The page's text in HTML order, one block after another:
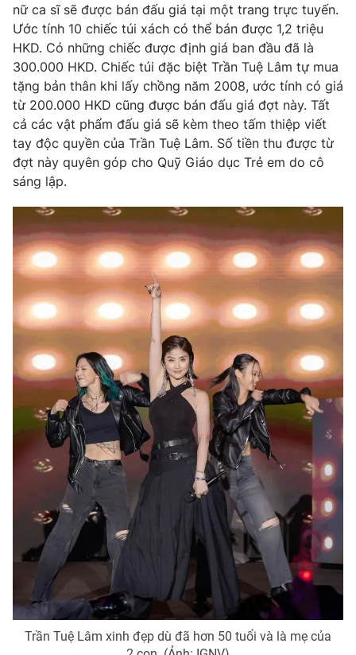
THỜI BÁO VTV
Theo dõi báo trên
Cơ quan chủ quản:Đài Truyền hình Việt Nam
Cơ quan báo chí:Thời báo VTV
Giấy phép hoạt động báo in và báo điện tử số 483/GP-BTTTT
Tổng Biên tập:Vũ Thanh Thủy
Phó Tổng Biên tập:Nguyễn Thị Mỹ Hạnh, Phạm Quốc Thắng,
Nguyễn Trọng Ninh
024.38 355 931 - 024.38 355 932
Ðiện thoại Thời báo VTV:
024.66 897 897
Email:toasoan@vtv.vn
Liên hệ quảng cáo:024-7300.7108
® Cấm sao chép dưới mọi hình thức nếu không có sự chấp
thuận bằng văn bản. Ghi rõ nguồn VTV.vn khi phát hành lại
thông tin từ website này.
nữ ca sĩ sẽ được bán đấu giá tại một trang trực tuyến.
Ước tính 10 chiếc túi xách có thể bán được 1,2 triệu
HKD. Có những chiếc được định giá ban đầu đã là
300.000 HKD. Chiếc túi đặc biệt Trần Tuệ Lâm tự mua
tặng bản thân khi lấy chồng năm 2008, ước tính có giá
từ 200.000 HKD cũng được bán đấu giá đợt này. Tất
cả các vật phẩm đấu giá sẽ kèm theo tấm thiệp viết
tay độc quyền của Trần Tuệ Lâm. Số tiền thu được từ
đợt này quyên góp cho Quỹ Giáo dục Trẻ em do cô
sáng lập.
Trần Tuệ Lâm xinh đẹp dù đã hơn 50 tuổi và là mẹ của